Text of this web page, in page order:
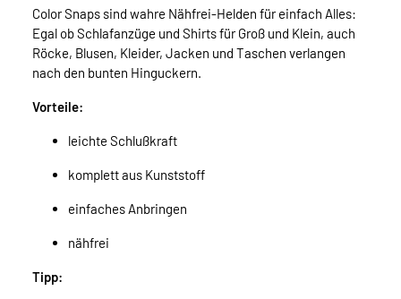
Color Snaps sind wahre Nähfrei-Helden für einfach Alles:
Egal ob Schlafanzüge und Shirts für Groß und Klein, auch
Röcke, Blusen, Kleider, Jacken und Taschen verlangen
nach den bunten Hinguckern.
Vorteile:
leichte Schlußkraft
komplett aus Kunststoff
einfaches Anbringen
nähfrei
Tipp: